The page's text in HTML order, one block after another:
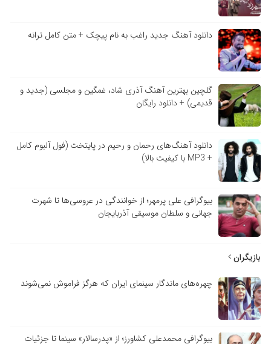
دانلود آهنگ جدید راغب به نام پیچک + متن کامل ترانه
گلچین بهترین آهنگ آذری شاد، غمگین و مجلسی (جدید و
قدیمی) + دانلود رایگان
دانلود آهنگ‌های رحمان و رحیم در پایتخت (فول آلبوم کامل
+ MP3 با کیفیت بالا)
بیوگرافی علی پرمهر؛ از خوانندگی در عروسی‌ها تا شهرت
جهانی و سلطان موسیقی آذربایجان
بازیگران
چهره‌های ماندگار سینمای ایران که هرگز فراموش نمی‌شوند
بیوگرافی محمدعلی کشاورز؛ از «پدرسالار» سینما تا جزئیات